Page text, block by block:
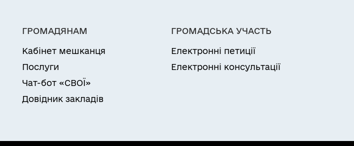
ГРОМАДЯНАМ
Кабінет мешканця
Послуги
Чат-бот «СВОЇ»
Довідник закладів
ГРОМАДСЬКА УЧАСТЬ
Електронні петиції
Електронні консультації